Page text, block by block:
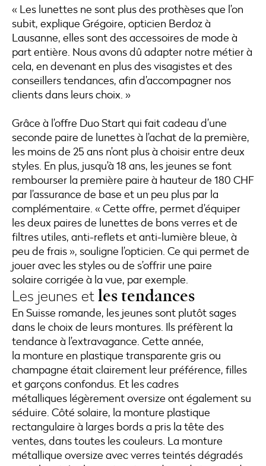
« Les lunettes ne sont plus des prothèses que l’on
subit, explique Grégoire, opticien Berdoz à
Lausanne, elles sont des accessoires de mode à
part entière. Nous avons dû adapter notre métier à
cela, en devenant en plus des visagistes et des
conseillers tendances, afin d’accompagner nos
clients dans leurs choix. »
Grâce à l’offre Duo Start qui fait cadeau d’une
seconde paire de lunettes à l’achat de la première,
les moins de 25 ans n’ont plus à choisir entre deux
styles. En plus, jusqu’à 18 ans, les jeunes se font
rembourser la première paire à hauteur de 180 CHF
par l’assurance de base et un peu plus par la
complémentaire. « Cette offre, permet d’équiper
les deux paires de lunettes de bons verres et de
filtres utiles, anti-reflets et anti-lumière bleue, à
peu de frais », souligne l’opticien. Ce qui permet de
jouer avec les styles ou de s’offrir une paire
solaire corrigée à la vue, par exemple.
Les jeunes et les tendances
En Suisse romande, les jeunes sont plutôt sages
dans le choix de leurs montures. Ils préfèrent la
tendance à l’extravagance. Cette année,
la monture en plastique transparente gris ou
champagne était clairement leur préférence, filles
et garçons confondus. Et les cadres
métalliques légèrement oversize ont également su
séduire. Côté solaire, la monture plastique
rectangulaire à larges bords a pris la tête des
ventes, dans toutes les couleurs. La monture
métallique oversize avec verres teintés dégradés